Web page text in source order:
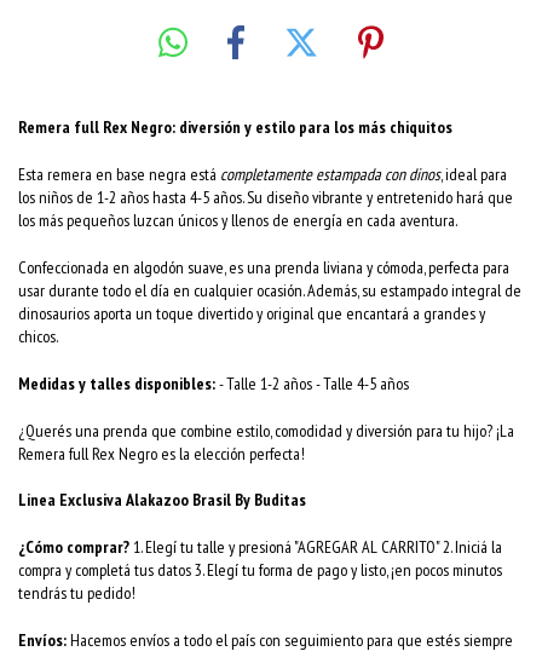
Remera full Rex Negro: diversión y estilo para los más chiquitos
Esta remera en base negra está completamente estampada con dinos, ideal para
los niños de 1-2 años hasta 4-5 años. Su diseño vibrante y entretenido hará que
los más pequeños luzcan únicos y llenos de energía en cada aventura.
Confeccionada en algodón suave, es una prenda liviana y cómoda, perfecta para
usar durante todo el día en cualquier ocasión. Además, su estampado integral de
dinosaurios aporta un toque divertido y original que encantará a grandes y
chicos.
Medidas y talles disponibles:- Talle 1-2 años - Talle 4-5 años
¿Querés una prenda que combine estilo, comodidad y diversión para tu hijo? ¡La
Remera full Rex Negro es la elección perfecta!
Linea Exclusiva Alakazoo Brasil By Buditas
¿Cómo comprar? 1. Elegí tu talle y presioná "AGREGAR AL CARRITO" 2. Iniciá la
compra y completá tus datos 3. Elegí tu forma de pago y listo, ¡en pocos minutos
tendrás tu pedido!
Envíos:Hacemos envíos a todo el país con seguimiento para que estés siempre